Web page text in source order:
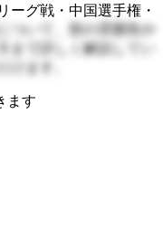
ーグ戦・中国選手権・
ついて、部の雰囲気や
まで詳しく解説してい
けます。
ます